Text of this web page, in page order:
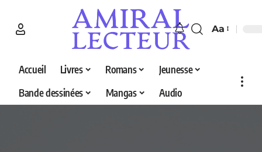
Aa
Accueil Livres Romans
Jeunesse
Bande dessinées
Mangas Audio